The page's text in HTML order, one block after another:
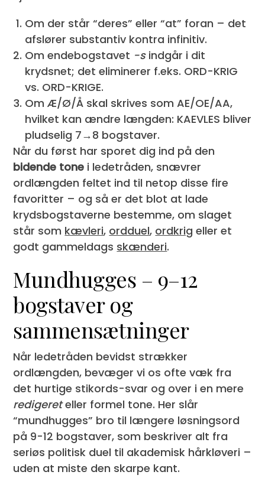
Om der står “deres” eller “at” foran – det
afslører substantiv kontra infinitiv.
Om endebogstavet -sindgår i dit
krydsnet; det eliminerer f.eks. ORD-KRIG
vs. ORD-KRIGE.
Om Æ/Ø/Å skal skrives som AE/OE/AA,
hvilket kan ændre længden: KAEVLES bliver
pludselig 7→8 bogstaver.
Når du først har sporet dig ind på den
bidende tone i ledetråden, snævrer
ordlængden feltet ind til netop disse fire
favoritter – og så er det blot at lade
krydsbogstaverne bestemme, om slaget
står som kævleri, ordduel, ordkrig eller et
godt gammeldags skænderi.
Mundhugges – 9–12
bogstaver og
sammensætninger
Når ledetråden bevidst strækker
ordlængden, bevæger vi os ofte væk fra
det hurtige stikords-svar og over i en mere
redigereteller formel tone. Her slår
“mundhugges” bro til længere løsningsord
på 9-12 bogstaver, som beskriver alt fra
seriøs politisk duel til akademisk hårkløveri –
uden at miste den skarpe kant.